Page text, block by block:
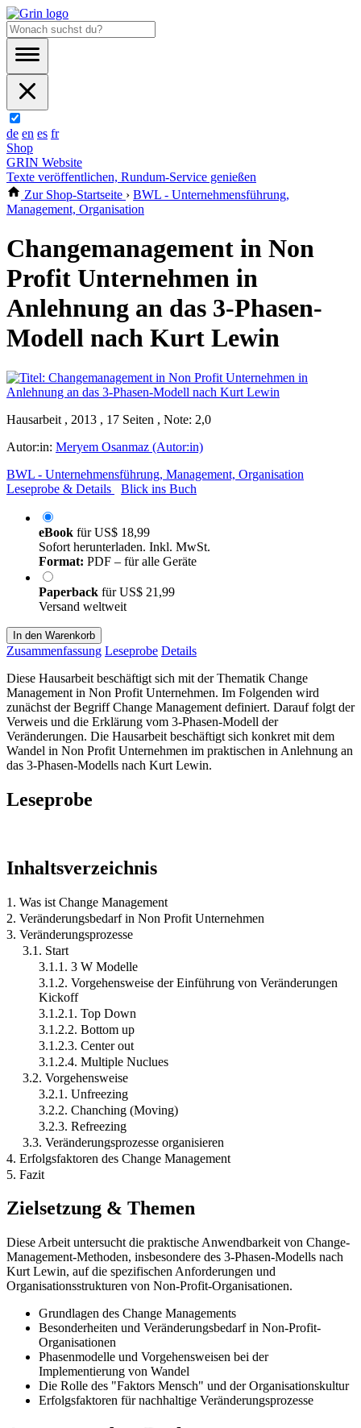
de en es fr
Shop
GRIN Website
Texte veröffentlichen, Rundum-Service genießen
Zur Shop-Startseite › BWL - Unternehmensführung,
Management, Organisation
Changemanagement in Non
Profit Unternehmen in
Anlehnung an das 3-Phasen-
Modell nach Kurt Lewin
Hausarbeit , 2013 , 17 Seiten , Note: 2,0
Autor:in: Meryem Osanmaz (Autor:in)
BWL - Unternehmensführung, Management, Organisation
Leseprobe & Details
Blick ins Buch
eBook fürUS$ 18,99
Sofort herunterladen. Inkl. MwSt.
Format: PDF – für alle Geräte
Paperback fürUS$ 21,99
Versand weltweit
In den Warenkorb
Zusammenfassung Leseprobe Details
Diese Hausarbeit beschäftigt sich mit der Thematik Change
Management in Non Profit Unternehmen. Im Folgenden wird
zunächst der Begriff Change Management definiert. Darauf folgt der
Verweis und die Erklärung vom 3-Phasen-Modell der
Veränderungen. Die Hausarbeit beschäftigt sich konkret mit dem
Wandel in Non Profit Unternehmen im praktischen in Anlehnung an
das 3-Phasen-Modells nach Kurt Lewin.
Leseprobe
Inhaltsverzeichnis
1. Was ist Change Management
2. Veränderungsbedarf in Non Profit Unternehmen
3. Veränderungsprozesse
3.1. Start
3.1.1. 3 W Modelle
3.1.2. Vorgehensweise der Einführung von Veränderungen
Kickoff
3.1.2.1. Top Down
3.1.2.2. Bottom up
3.1.2.3. Center out
3.1.2.4. Multiple Nuclues
3.2. Vorgehensweise
3.2.1. Unfreezing
3.2.2. Chanching (Moving)
3.2.3. Refreezing
3.3. Veränderungsprozesse organisieren
4. Erfolgsfaktoren des Change Management
5. Fazit
Zielsetzung & Themen
Diese Arbeit untersucht die praktische Anwendbarkeit von Change-
Management-Methoden, insbesondere des 3-Phasen-Modells nach
Kurt Lewin, auf die spezifischen Anforderungen und
Organisationsstrukturen von Non-Profit-Organisationen.
Grundlagen des Change Managements
Besonderheiten und Veränderungsbedarf in Non-Profit-
Organisationen
Phasenmodelle und Vorgehensweisen bei der
Implementierung von Wandel
Die Rolle des "Faktors Mensch" und der Organisationskultur
Erfolgsfaktoren für nachhaltige Veränderungsprozesse